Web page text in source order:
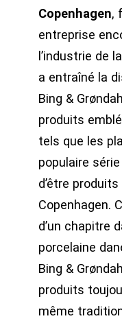
Copenhagen,
entreprise
l’industrie de
a entraîné la
Bing &
produits
tels que les
populaire
d’être
Copenhagen.
d’un chapitre
porcelaine
Bing &
produits
même